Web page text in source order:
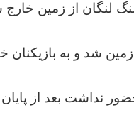
لنگان از زمین
زمین شد و به
نداشت بعد از